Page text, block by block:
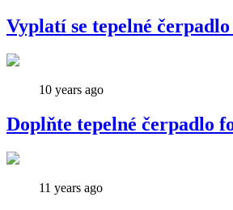
Vyplatí se tepelné
10 years ago
Doplňte tepelné čerpadlo
11 years ago